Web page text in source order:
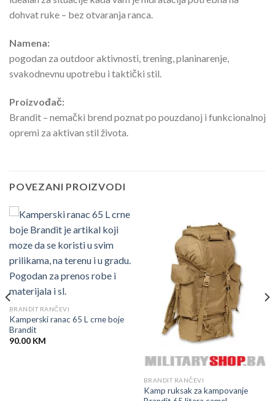
dohvat ruke – bez otvaranja ranca.
Namena:
pogodan za outdoor aktivnosti, trening, planinarenje,
svakodnevnu upotrebu i taktički stil.
Proizvođač:
Brandit – nemački brend poznat po pouzdanoj i funkcionalnoj
opremi za aktivan stil života.
POVEZANI PROIZVODI
BRANDIT RANČEVI
Kamperski ranac 65 L crne boje
Brandit
90.00 KM
BRANDIT RANČEVI
Kamp ruksak za kampovanje